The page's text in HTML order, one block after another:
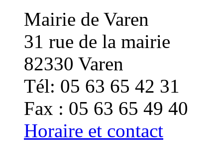
Mairie de Varen
31 rue de la mairie
82330 Varen
Tél: 05 63 65 42 31
Fax : 05 63 65 49 40
Horaire et contact